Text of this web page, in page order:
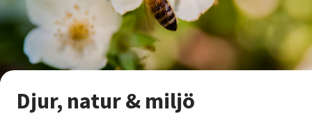
Starta studiecirkel
Cirkelledare
Nyheter
Djur, natur & miljö